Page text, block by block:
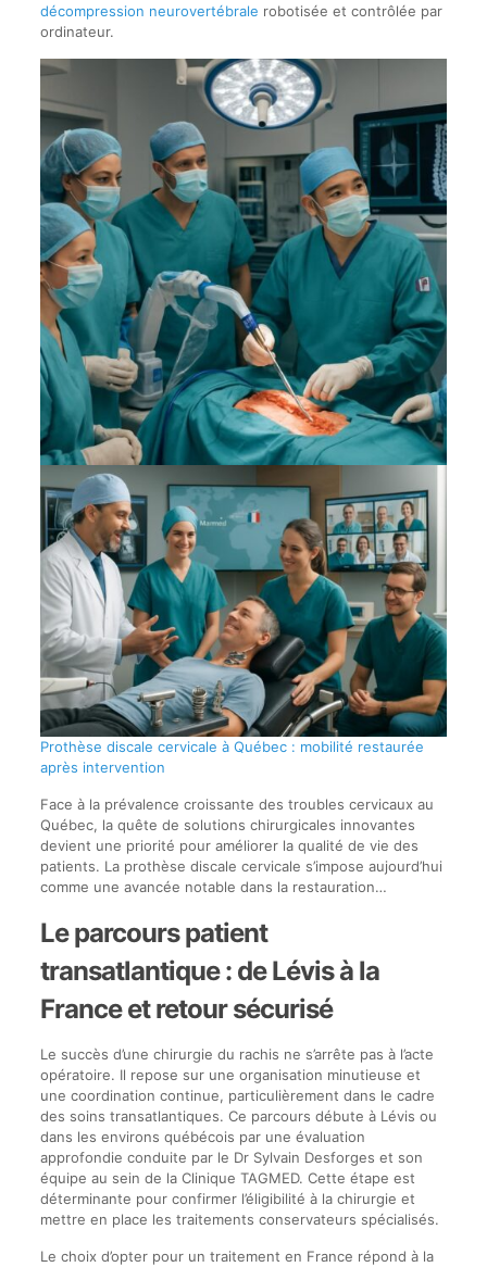
décompression neurovertébrale robotisée et contrôlée par
ordinateur.
Prothèse discale cervicale à Québec : mobilité restaurée
après intervention
Face à la prévalence croissante des troubles cervicaux au
Québec, la quête de solutions chirurgicales innovantes
devient une priorité pour améliorer la qualité de vie des
patients. La prothèse discale cervicale s’impose aujourd’hui
comme une avancée notable dans la restauration…
Le parcours patient
transatlantique : de Lévis à la
France et retour sécurisé
Le succès d’une chirurgie du rachis ne s’arrête pas à l’acte
opératoire. Il repose sur une organisation minutieuse et
une coordination continue, particulièrement dans le cadre
des soins transatlantiques. Ce parcours débute à Lévis ou
dans les environs québécois par une évaluation
approfondie conduite par le Dr Sylvain Desforges et son
équipe au sein de la Clinique TAGMED. Cette étape est
déterminante pour confirmer l’éligibilité à la chirurgie et
mettre en place les traitements conservateurs spécialisés.
Le choix d’opter pour un traitement en France répond à la